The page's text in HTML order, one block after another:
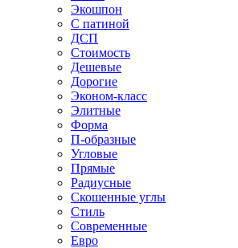
Экошпон
С патиной
ДСП
Стоимость
Дешевые
Дорогие
Эконом-класс
Элитные
Форма
П-образные
Угловые
Прямые
Радиусные
Скошенные углы
Стиль
Современные
Евро